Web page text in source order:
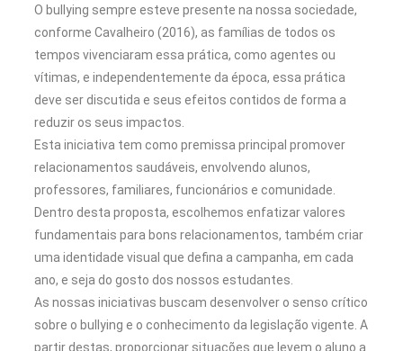
O bullying sempre esteve presente na nossa sociedade,
conforme Cavalheiro (2016), as famílias de todos os
tempos vivenciaram essa prática, como agentes ou
vítimas, e independentemente da época, essa prática
deve ser discutida e seus efeitos contidos de forma a
reduzir os seus impactos.
Esta iniciativa tem como premissa principal promover
relacionamentos saudáveis, envolvendo alunos,
professores, familiares, funcionários e comunidade.
Dentro desta proposta, escolhemos enfatizar valores
fundamentais para bons relacionamentos, também criar
uma identidade visual que defina a campanha, em cada
ano, e seja do gosto dos nossos estudantes.
As nossas iniciativas buscam desenvolver o senso crítico
sobre o bullying e o conhecimento da legislação vigente. A
partir destas, proporcionar situações que levem o aluno a